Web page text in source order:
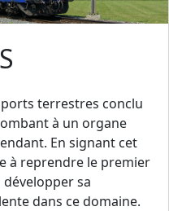
terrestres conclu
à un organe
En signant cet
à reprendre le premier
développer sa
dans ce domaine.